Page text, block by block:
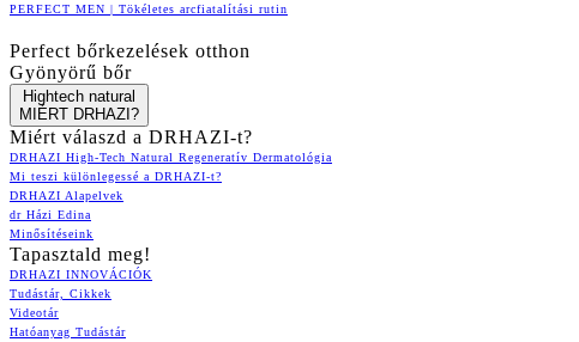
PERFECT MEN | Tökéletes arcfiatalítási rutin
Perfect bőrkezelések otthon
Gyönyörű bőr
Hightech natural
MIÉRT DRHAZI?
Miért válaszd a DRHAZI-t?
DRHAZI High-Tech Natural Regeneratív Dermatológia
Mi teszi különlegessé a DRHAZI-t?
DRHAZI Alapelvek
dr Házi Edina
Minősítéseink
Tapasztald meg!
DRHAZI INNOVÁCIÓK
Tudástár, Cikkek
Videotár
Hatóanyag Tudástár